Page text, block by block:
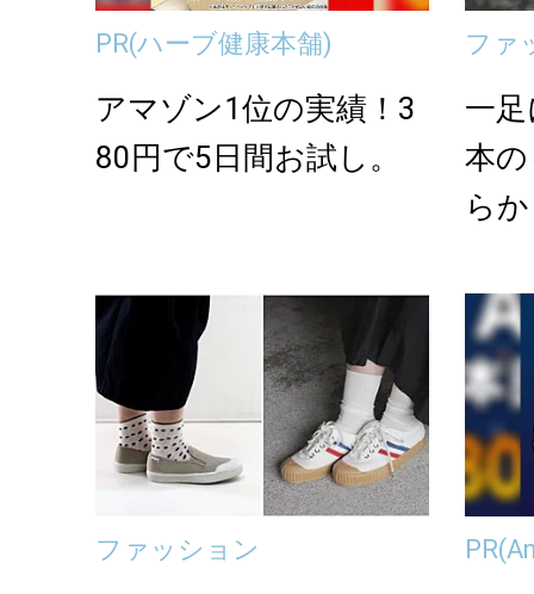
PR(ハーブ健康本舗)
アマゾン1位の実績！3
80円で5日間お試し。
ファ
一
本
ら
ファッション PR